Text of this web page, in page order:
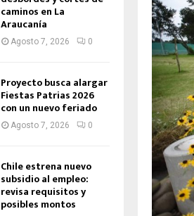
caminos en La
Araucanía
Agosto 7, 2026 0
Proyecto busca alargar
Fiestas Patrias 2026
con un nuevo feriado
Agosto 7, 2026 0
Chile estrena nuevo
subsidio al empleo:
revisa requisitos y
posibles montos